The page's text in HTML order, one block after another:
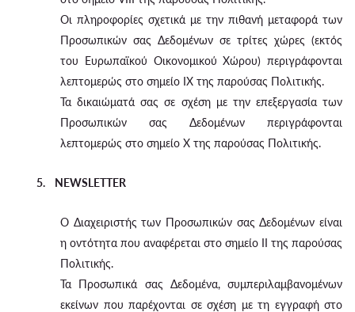
Οι πληροφορίες σχετικά με την πιθανή μεταφορά των
Προσωπικών σας Δεδομένων σε τρίτες χώρες (εκτός
του Ευρωπαϊκού Οικονομικού Χώρου) περιγράφονται
λεπτομερώς στο σημείο IX της παρούσας Πολιτικής.
Τα δικαιώματά σας σε σχέση με την επεξεργασία των
Προσωπικών σας Δεδομένων περιγράφονται
λεπτομερώς στο σημείο X της παρούσας Πολιτικής.
5. NEWSLETTER
Ο Διαχειριστής των Προσωπικών σας Δεδομένων είναι
η οντότητα που αναφέρεται στο σημείο II της παρούσας
Πολιτικής.
Τα Προσωπικά σας Δεδομένα, συμπεριλαμβανομένων
εκείνων που παρέχονται σε σχέση με τη εγγραφή στο